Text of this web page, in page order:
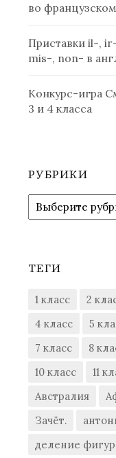
во
Приставки il-,
mis-, non- в
Конкурс-игра
3 и 4 класса
РУБРИКИ
Рубрики
ТЕГИ
1 класс 2
4 класс
5
7 класс
8
10 класс
11
Австралия
Зачёт.
деление